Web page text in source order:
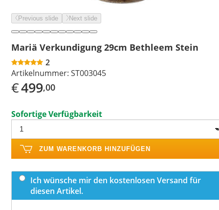
Previous slide Next slide
Mariä Verkundigung 29cm Bethleem Stein
2
Artikelnummer: ST003045
€499,00
Sofortige Verfügbarkeit
ZUM WARENKORB HINZUFÜGEN
Ich wünsche mir den kostenlosen Versand für
diesen Artikel.